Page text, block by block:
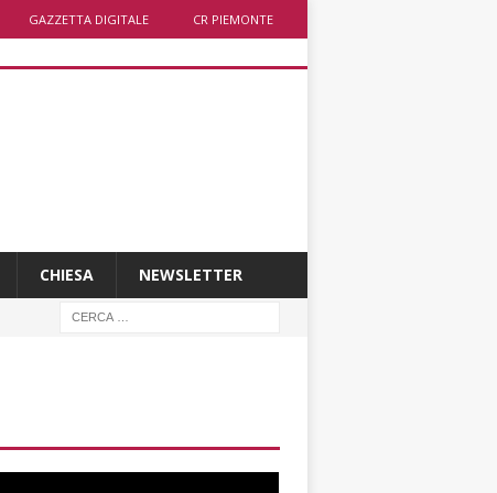
GAZZETTA DIGITALE CR PIEMONTE
CHIESA NEWSLETTER